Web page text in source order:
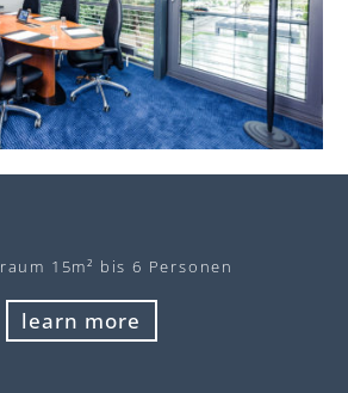
raum 15m² bis 6 Personen
learn more